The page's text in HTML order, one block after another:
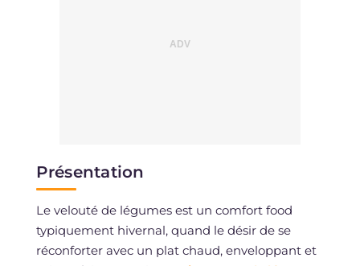
Présentation
Le velouté de légumes est un comfort food
typiquement hivernal, quand le désir de se
réconforter avec un plat chaud, enveloppant et